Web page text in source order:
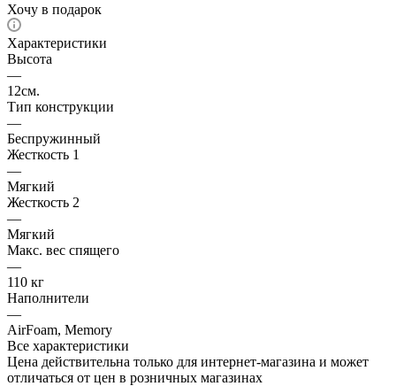
Хочу в подарок
Характеристики
Высота
—
12см.
Тип конструкции
—
Беспружинный
Жесткость 1
—
Мягкий
Жесткость 2
—
Мягкий
Макс. вес спящего
—
110 кг
Наполнители
—
AirFoam, Memory
Все характеристики
Цена действительна только для интернет-магазина и может
отличаться от цен в розничных магазинах